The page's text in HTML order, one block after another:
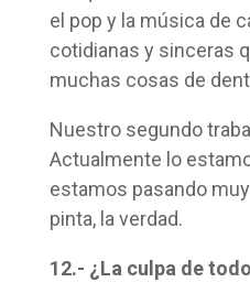
el pop y la música de
cotidianas y sinceras
muchas cosas de
Nuestro segundo
Actualmente lo
estamos pasando
pinta, la verdad.
12.- ¿La culpa de